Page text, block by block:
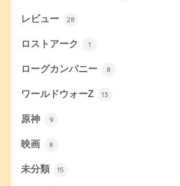
レビュー 28
ロストアーク 1
ローグカンパニー 8
ワールドウォーZ 13
原神 9
映画 8
未分類 15